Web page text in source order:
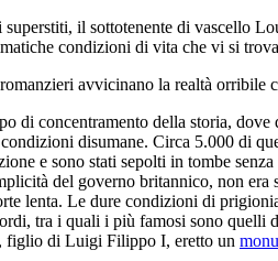
il sottotenente di vascello
condizioni di vita che vi si
avvicinano la realtà orribile
di concentramento della storia,
disumane. Circa 5.000 di
e sono stati sepolti in tombe
del governo britannico, non era
lenta. Le dure condizioni di
tra i quali i più famosi sono quelli
, figlio di Luigi Filippo I, eretto un